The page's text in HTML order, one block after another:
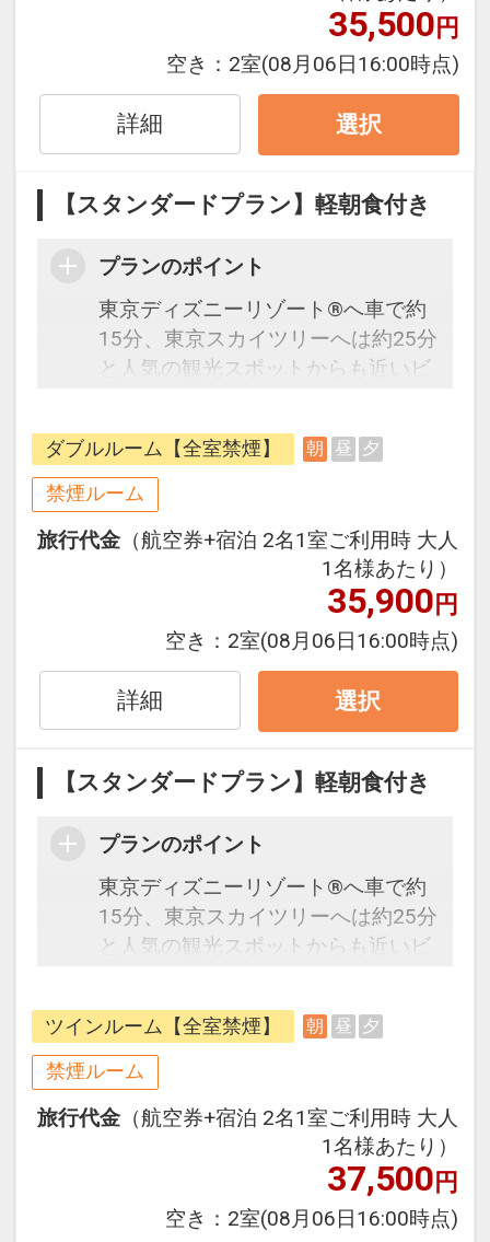
ミックパッケージだから、一都市滞
在はもちろん周遊旅行にも最適！
泊・飛び泊なども自由自在です。
フライトは、安心のJAL（または
ル50%貯まります。
通・体験プランなどの追加（同時予
約）が可能なプランもございます。
35,500円
空き： 2室(08月06日16:00時点)
詳細 選択
【スタンダードプラン】軽朝食付き
プランのポイント
東京ディズニーリゾート®へ車で約
15分、東京スカイツリーへは約25分
と人気の観光スポットからも近いビ
ジャーにも最適な立地のホテルで
す。
プラン説明：往復の航空券と宿泊が
セットになったスタンダードな＜軽
朝食付き＞プランで、フライトと宿
泊を自由に組み合わせできるダイナ
ミックパッケージだから、一都市滞
在はもちろん周遊旅行にも最適！
泊・飛び泊なども自由自在です。
フライトは、安心のJAL（または
ル50%貯まります。
通・体験プランなどの追加（同時予
約）が可能なプランもございます。
ダブルルーム【全室禁煙】 朝 昼 夕
禁煙ルーム
旅行代金 （航空券+宿泊 2名1室ご利用時 大人
1名様あたり）
35,900円
空き： 2室(08月06日16:00時点)
詳細 選択
【スタンダードプラン】軽朝食付き
プランのポイント
東京ディズニーリゾート®へ車で約
15分、東京スカイツリーへは約25分
と人気の観光スポットからも近いビ
ジャーにも最適な立地のホテルで
す。
プラン説明：往復の航空券と宿泊が
セットになったスタンダードな＜軽
朝食付き＞プランで、フライトと宿
泊を自由に組み合わせできるダイナ
ミックパッケージだから、一都市滞
在はもちろん周遊旅行にも最適！
ツインルーム【全室禁煙】 朝 昼 夕
禁煙ルーム
旅行代金 （航空券+宿泊 2名1室ご利用時 大人
1名様あたり）
37,500円
空き： 2室(08月06日16:00時点)